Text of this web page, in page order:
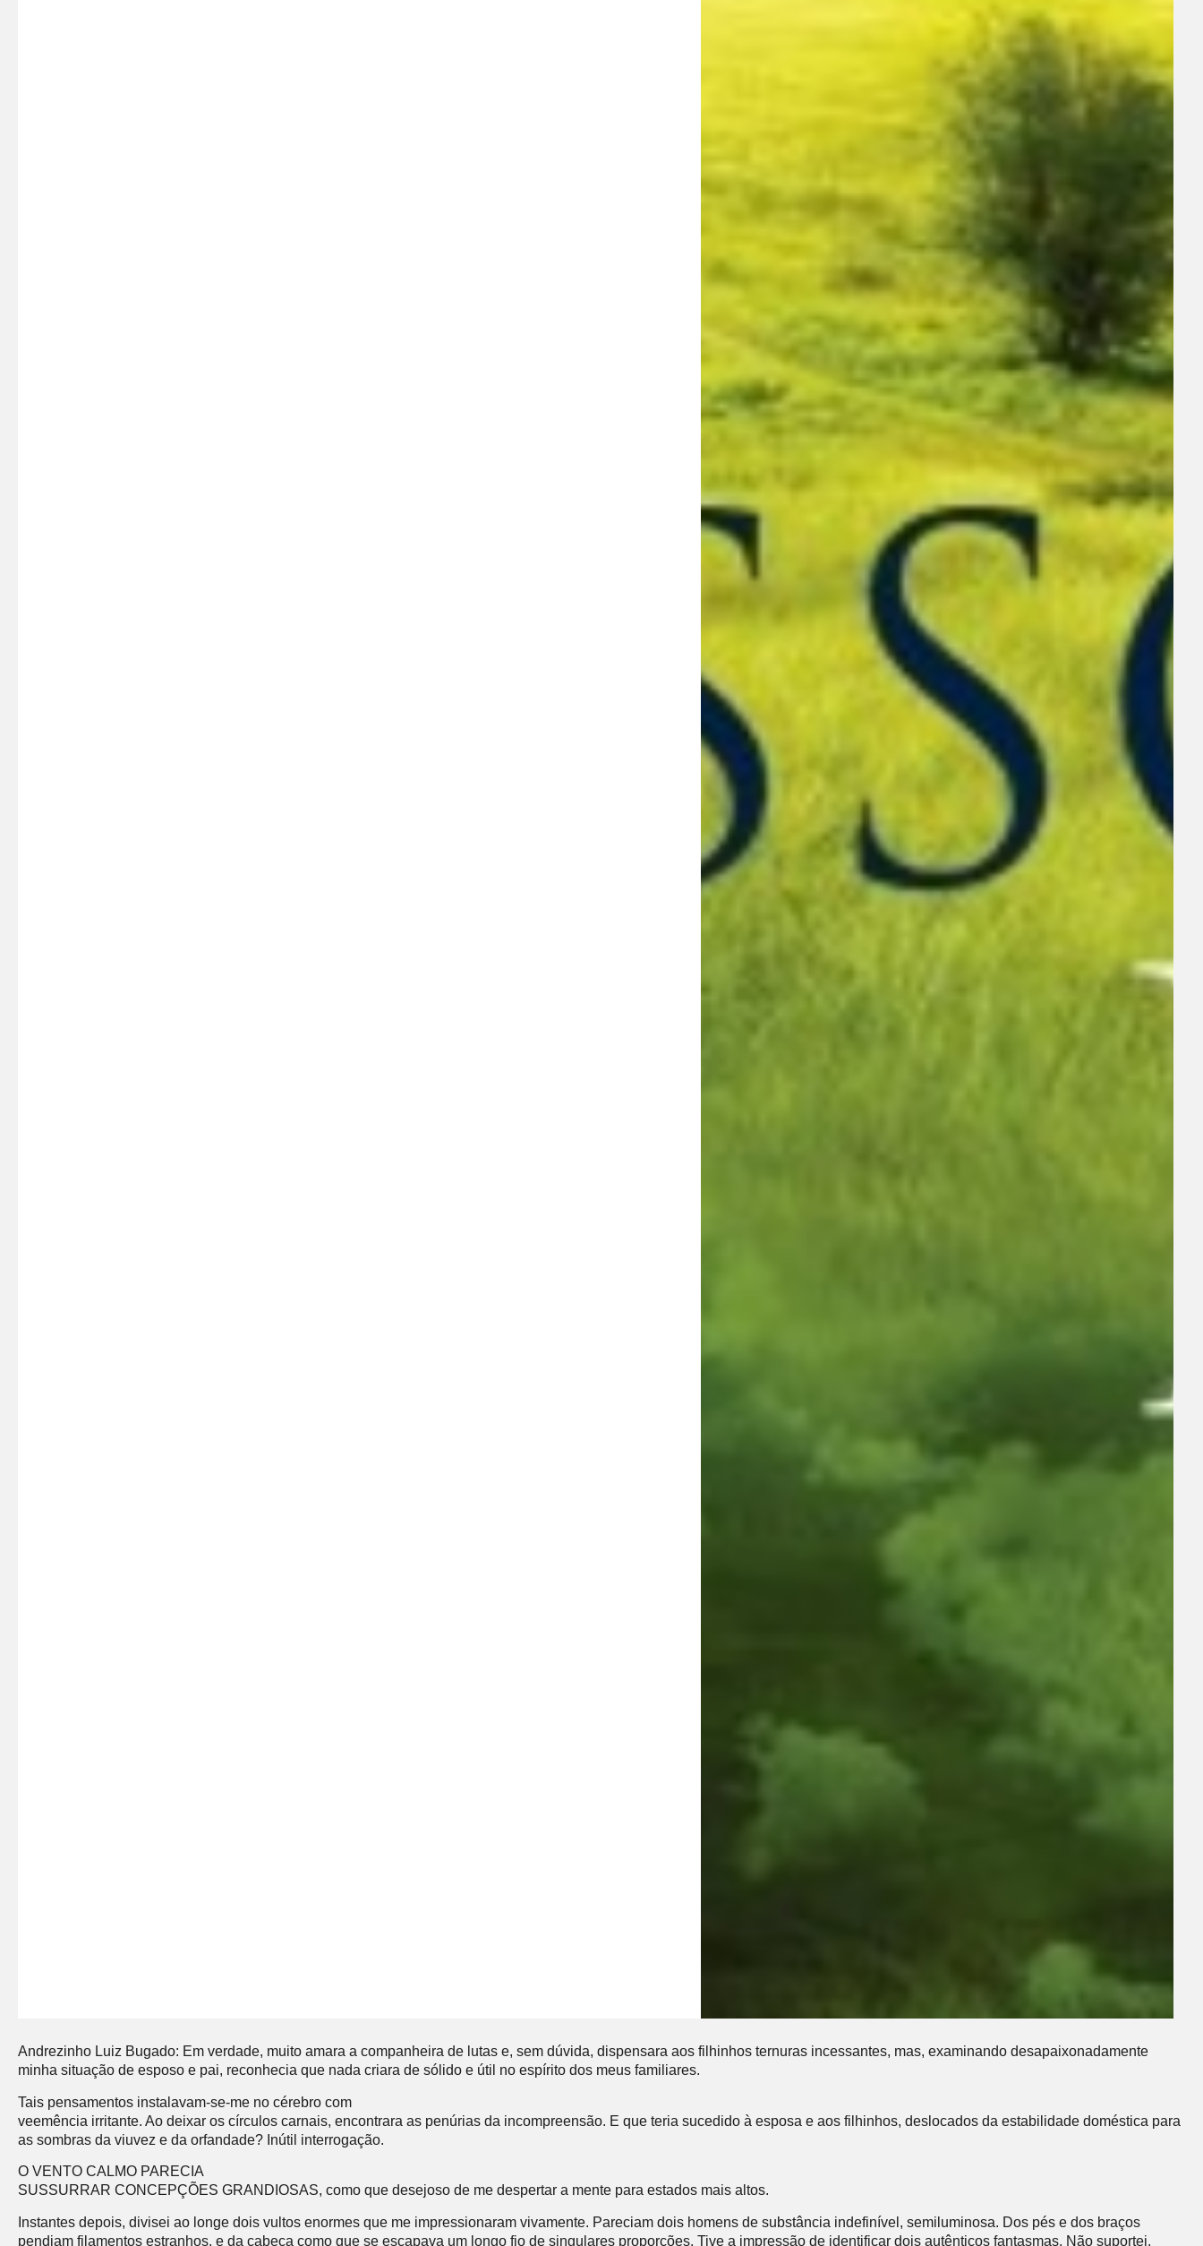
Andrezinho Luiz Bugado: Em verdade, muito amara a companheira de lutas e, sem dúvida, dispensara aos filhinhos ternuras incessantes, mas, examinando desapaixonadamente
minha situação de esposo e pai, reconhecia que nada criara de sólido e útil no espírito dos meus familiares.
Tais pensamentos instalavam-se-me no cérebro com
veemência irritante. Ao deixar os círculos carnais, encontrara as penúrias da incompreensão. E que teria sucedido à esposa e aos filhinhos, deslocados da estabilidade doméstica para
as sombras da viuvez e da orfandade? Inútil interrogação.
O VENTO CALMO PARECIA
SUSSURRAR CONCEPÇÕES GRANDIOSAS, como que desejoso de me despertar a mente para estados mais altos.
Instantes depois, divisei ao longe dois vultos enormes que me impressionaram vivamente. Pareciam dois homens de substância indefinível, semiluminosa. Dos pés e dos braços
pendiam filamentos estranhos, e da cabeça como que se escapava um longo fio de singulares proporções. Tive a impressão de identificar dois autênticos fantasmas. Não suportei.